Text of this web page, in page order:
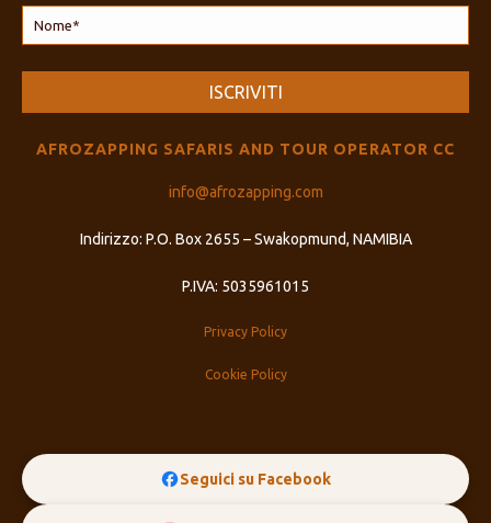
AFROZAPPING SAFARIS AND TOUR OPERATOR CC
info@afrozapping.com
Indirizzo: P.O. Box 2655 – Swakopmund, NAMIBIA
P.IVA: 5035961015
Privacy Policy
Cookie Policy
Seguici su Facebook